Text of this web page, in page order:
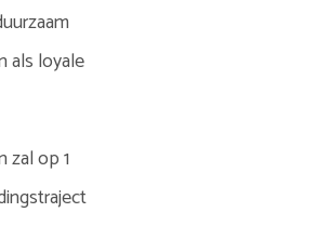
als loyale
zal op 1